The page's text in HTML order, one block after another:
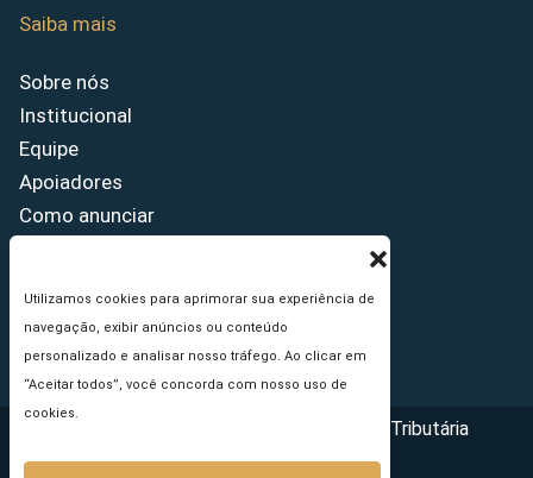
Utilizamos cookies para aprimorar sua experiência de
navegação, exibir anúncios ou conteúdo
personalizado e analisar nosso tráfego. Ao clicar em
“Aceitar todos”, você concorda com nosso uso de
cookies.
Saiba mais
Sobre nós
Institucional
Equipe
Apoiadores
Como anunciar
Princípios Editoriais
Copyright © 2026 - Portal da Reforma Tributária